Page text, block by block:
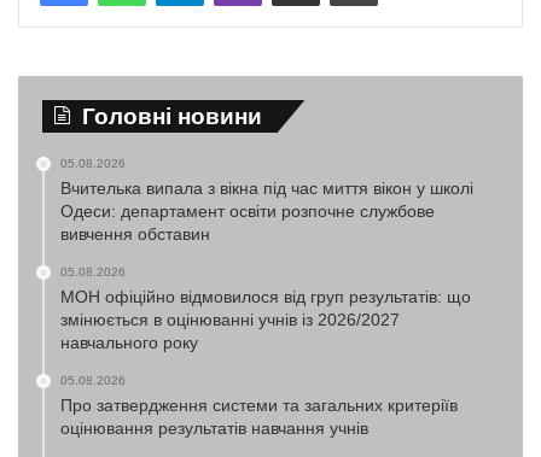
Головні новини
05.08.2026
Вчителька випала з вікна під час миття вікон у школі
Одеси: департамент освіти розпочне службове
вивчення обставин
05.08.2026
МОН офіційно відмовилося від груп результатів: що
змінюється в оцінюванні учнів із 2026/2027
навчального року
05.08.2026
Про затвердження системи та загальних критеріїв
оцінювання результатів навчання учнів